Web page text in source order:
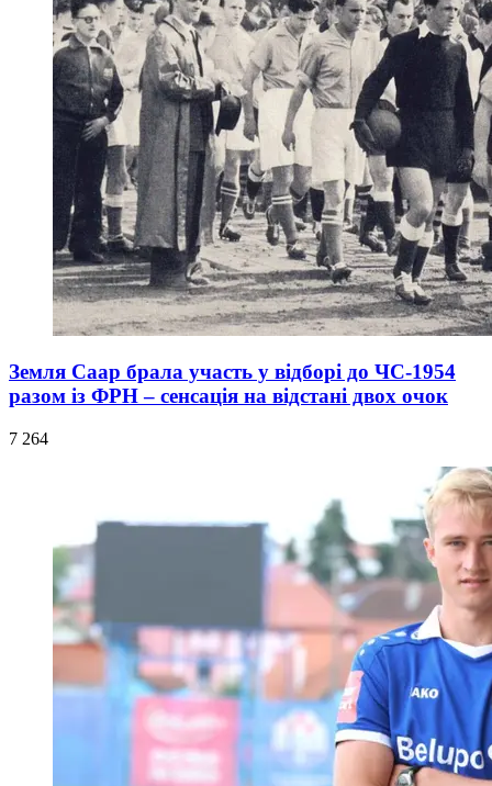
Земля Саар брала участь у відборі до ЧС-1954
разом із ФРН – сенсація на відстані двох очок
7 264